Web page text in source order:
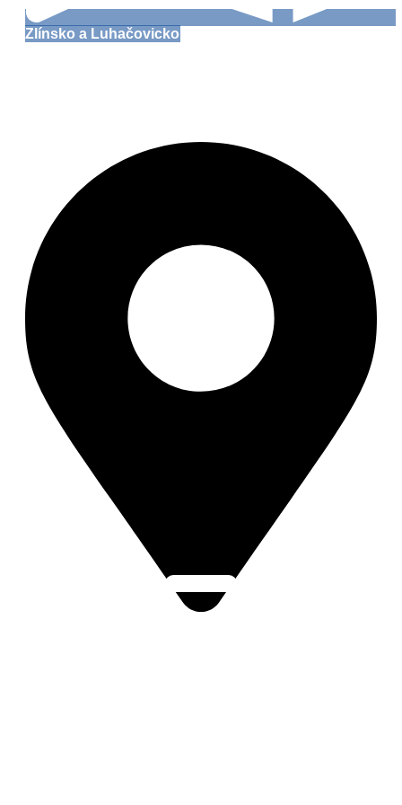
Zlínsko a Luhačovicko
Click Here